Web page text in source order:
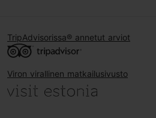
TripAdvisorissa® annetut arviot
Viron virallinen matkailusivusto